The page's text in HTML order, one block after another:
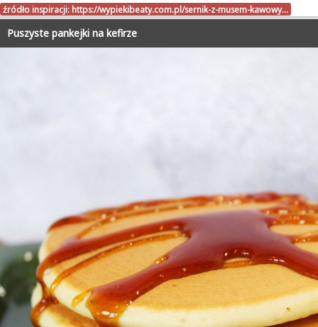
źródło inspiracji: https://wypiekibeaty.com.pl/sernik-z-musem-kawowy…
Puszyste pankejki na kefirze